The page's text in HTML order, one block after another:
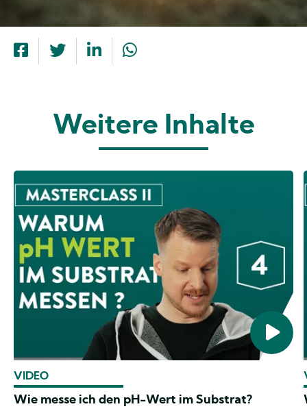
Weitere Inhalte
VIDEO
Wie messe ich den pH-Wert im Substrat?